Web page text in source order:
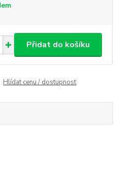
Přidat do košíku
Hlídat cenu / dostupnost